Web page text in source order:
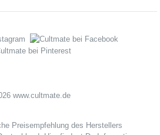
www.cultmate.de
Preisempfehlung des Herstellers